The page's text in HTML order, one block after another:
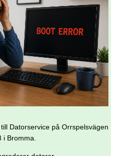
Datorservice på Orrspelsvägen
i Bromma.